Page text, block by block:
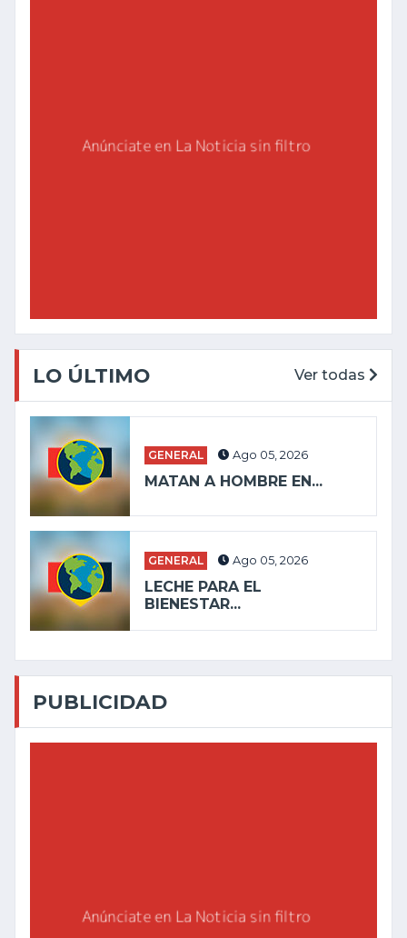
LO ÚLTIMO Ver todas
GENERAL Ago 05, 2026
MATAN A HOMBRE EN...
GENERAL Ago 05, 2026
LECHE PARA EL
BIENESTAR...
PUBLICIDAD